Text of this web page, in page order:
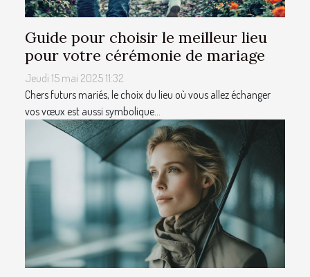
Guide pour choisir le meilleur lieu
pour votre cérémonie de mariage
Jeudi 15 mai 2025 11:32
Chers futurs mariés, le choix du lieu où vous allez échanger
vos vœux est aussi symbolique...